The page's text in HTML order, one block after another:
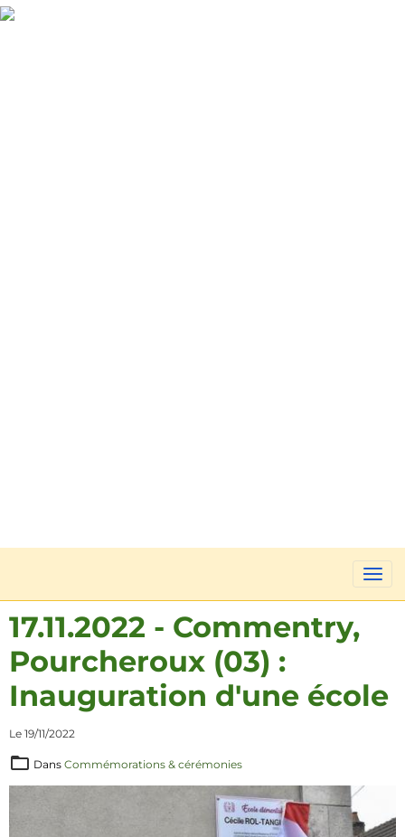
17.11.2022 - Commentry,
Pourcheroux (03) :
Inauguration d'une école
Le 19/11/2022
Dans Commémorations & cérémonies